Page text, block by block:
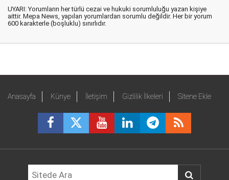
UYARI: Yorumların her türlü cezai ve hukuki sorumluluğu yazan kişiye
aittir. Mepa News, yapılan yorumlardan sorumlu değildir. Her bir yorum
600 karakterle (boşluklu) sınırlıdır.
Anasayfa Künye İletişim Gizlilik İlkeleri Sitene Ekle